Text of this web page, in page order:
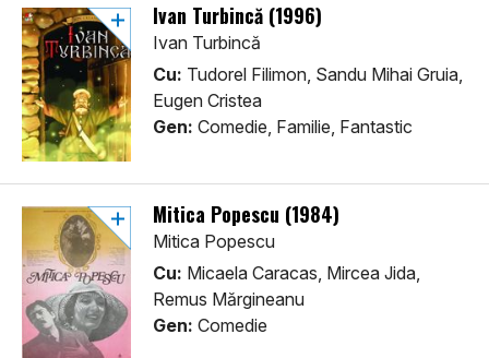
Ivan Turbincă (1996)
Ivan Turbincă
Cu: Tudorel Filimon, Sandu Mihai Gruia,
Eugen Cristea
Gen: Comedie, Familie, Fantastic
Mitica Popescu (1984)
Mitica Popescu
Cu: Micaela Caracas, Mircea Jida,
Remus Mărgineanu
Gen: Comedie